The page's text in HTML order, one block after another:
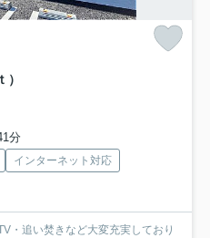
分
インターネット対応
・追い焚きなど大変充実しており